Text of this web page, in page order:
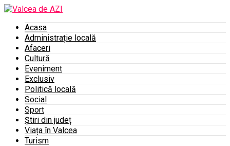
Acasa
Administrație locală
Afaceri
Cultură
Eveniment
Exclusiv
Politică locală
Social
Sport
Știri din județ
Viața în Valcea
Turism